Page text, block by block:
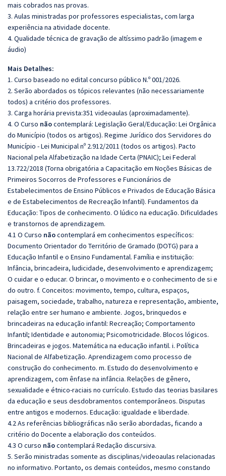
mais cobrados nas provas.
3. Aulas ministradas por professores especialistas, com larga
experiência na atividade docente.
4. Qualidade técnica de gravação de altíssimo padrão (imagem e
áudio)
Mais Detalhes:
1. Curso baseado no edital concurso público N.º 001/2026.
2. Serão abordados os tópicos relevantes (não necessariamente
todos) a critério dos professores.
3. Carga horária prevista:351 videoaulas (aproximadamente).
4. O Curso nãocontemplará: Legislação Geral/Educação: Lei Orgânica
do Município (todos os artigos). Regime Jurídico dos Servidores do
Município - Lei Municipal nº 2.912/2011 (todos os artigos). Pacto
Nacional pela Alfabetização na Idade Certa (PNAIC); Lei Federal
13.722/2018 (Torna obrigatória a Capacitação em Noções Básicas de
Primeiros Socorros de Professores e Funcionários de
Estabelecimentos de Ensino Públicos e Privados de Educação Básica
e de Estabelecimentos de Recreação Infantil). Fundamentos da
Educação: Tipos de conhecimento. O lúdico na educação. Dificuldades
e transtornos de aprendizagem.
4.1 O Curso nãocontemplará em conhecimentos específicos:
Documento Orientador do Território de Gramado (DOTG) para a
Educação Infantil e o Ensino Fundamental. Família e instituição:
Infância, brincadeira, ludicidade, desenvolvimento e aprendizagem;
O cuidar e o educar. O brincar, o movimento e o conhecimento de si e
do outro. f. Conceitos: movimento, tempo, cultura, espaços,
paisagem, sociedade, trabalho, natureza e representação, ambiente,
relação entre ser humano e ambiente. Jogos, brinquedos e
brincadeiras na educação infantil: Recreação; Comportamento
Infantil; Identidade e autonomia; Psicomotricidade. Blocos lógicos.
Brincadeiras e jogos. Matemática na educação infantil. i. Política
Nacional de Alfabetização. Aprendizagem como processo de
construção do conhecimento. m. Estudo do desenvolvimento e
aprendizagem, com ênfase na infância. Relações de gênero,
sexualidade e étnico-raciais no currículo. Estudo das teorias basilares
da educação e seus desdobramentos contemporâneos. Disputas
entre antigos e modernos. Educação: igualdade e liberdade.
4.2 As referências bibliográficas não serão abordadas, ficando a
critério do Docente a elaboração dos conteúdos.
4.3 O curso nãocontemplará Redação discursiva.
5. Serão ministradas somente as disciplinas/videoaulas relacionadas
no informativo. Portanto, os demais conteúdos, mesmo constando